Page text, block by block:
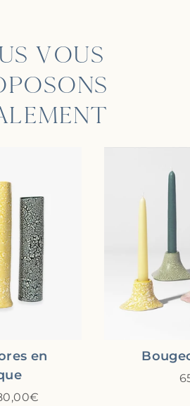
VOUS
en